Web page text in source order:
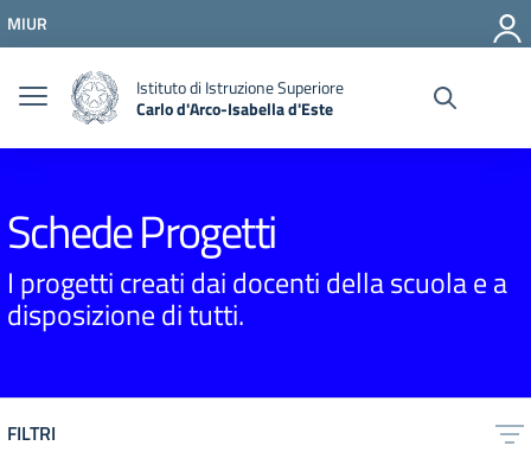
Vai al menu di navigazione
Vai al footer
MIUR
Istituto di Istruzione Superiore
Carlo d'Arco-Isabella d'Este
Schede Progetti
I progetti creati dai docenti della scuola e a
disposizione di tutti.
FILTRI